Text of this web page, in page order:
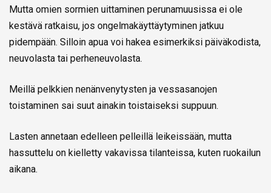
Mutta omien sormien uittaminen perunamuusissa ei ole
kestävä ratkaisu, jos ongelmakäyttäytyminen jatkuu
pidempään. Silloin apua voi hakea esimerkiksi päiväkodista,
neuvolasta tai perheneuvolasta.
Meillä pelkkien nenänvenytysten ja vessasanojen
toistaminen sai suut ainakin toistaiseksi suppuun.
Lasten annetaan edelleen pelleillä leikeissään, mutta
hassuttelu on kielletty vakavissa tilanteissa, kuten ruokailun
aikana.